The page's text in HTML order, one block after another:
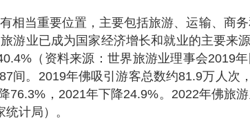
相当重要位置，主要包括旅游、运输、商
游业已成为国家经济增长和就业的主要来
（资料来源：世界旅游业理事会2019
间。2019年佛吸引游客总数约81.9万人次
76.3%，2021年下降24.9%。2022年佛旅
计局）。